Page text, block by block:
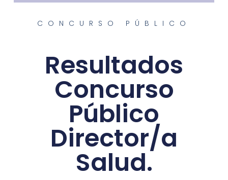
CONCURSO PÚBLICO
Resultados
Concurso
Público
Director/a
Salud.